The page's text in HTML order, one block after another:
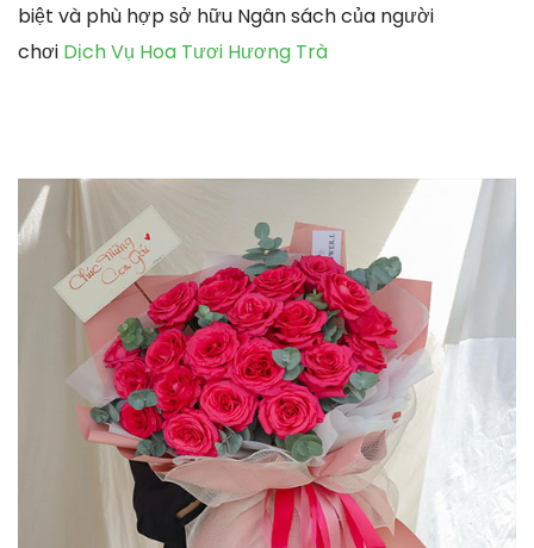
biệt và phù hợp sở hữu Ngân sách của người
chơi Dịch Vụ Hoa Tươi Hương Trà